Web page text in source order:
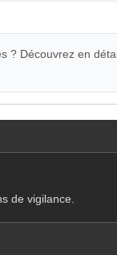
? Découvrez en
de vigilance.